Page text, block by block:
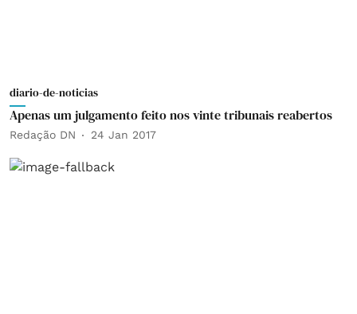
diario-de-noticias
Apenas um julgamento feito nos vinte tribunais reabertos
Redação DN 24 Jan 2017